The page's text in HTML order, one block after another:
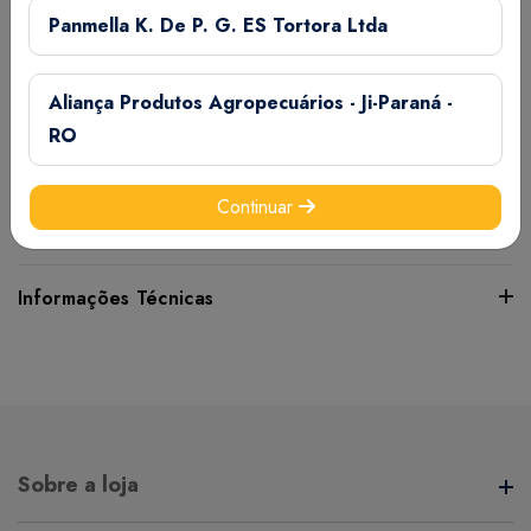
Cada 500 mL contém:
Cálcio (Mín.)………………………….350 g/kg
Cálcio (Máx.)…………………………370 g/kg
Vitamina A (Mín.)………….2.500.000 UI/kg
Vitamina D (Mín.)…………….900.000 UI/kg
Vitamina E (Mín.)………………..5.000 UI/kg
Cobalto (Mín.)…………………….700 mg/kg
Informações Técnicas
Sobre a loja
Panmella K. De P. G. ES Tortora Ltda
Aliança Produtos Agropecuários - Ji-Paraná -
RO
Continuar